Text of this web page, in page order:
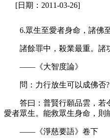
[日期：2011-03-26]
6.眾生至愛者身命，諸佛
諸餘罪中，殺業最重。諸功
——《大智度論》
問：力行放生可以成佛否?
答曰：普賢行願品雲，若令
愛者眾生。能救眾生身命，則
——《淨慈要語》卷下